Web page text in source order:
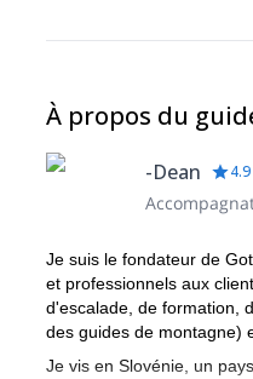
À propos du
-Dean 4.9
Je suis le fondateur de
et professionnels aux
d'escalade, de formation,
des guides de montagne)
Je vis en Slovénie, un